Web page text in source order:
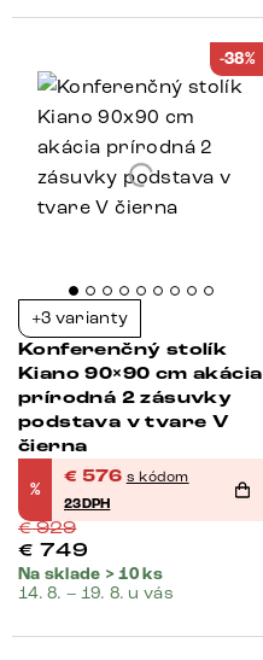
-38%
+3 varianty
Konferenčný stolík
Kiano 90×90 cm akácia
prírodná 2 zásuvky
podstava v tvare V
čierna
%
€ 576 s kódom
23DPH
€929
€ 749
Na sklade > 10 ks
14. 8. – 19. 8. u vás